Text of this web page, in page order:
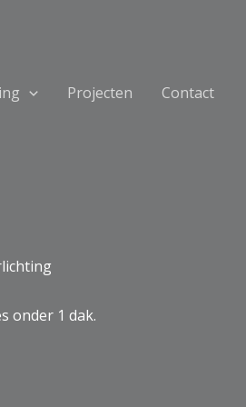
Projecten Contact
onder 1 dak.